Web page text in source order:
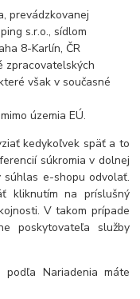
prevádzkovanej
s.r.o., sídlom
8-Karlín, ČR
zpracovatelských
však v současné
územia EÚ.
kedykoľvek späť a to
súkromia v dolnej
e-shopu odvolať.
kliknutím na príslušný
V takom prípade
poskytovateľa služby
podľa Nariadenia máte